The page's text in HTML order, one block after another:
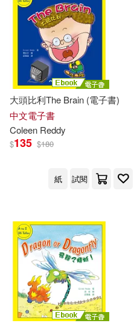
適合平板閱讀(9)
其他 (可複選)
現在可購買商品(51)
大頭比利The Brain (電子書)
中文電子書
Coleen Reddy
$135 $180
紙 試閱